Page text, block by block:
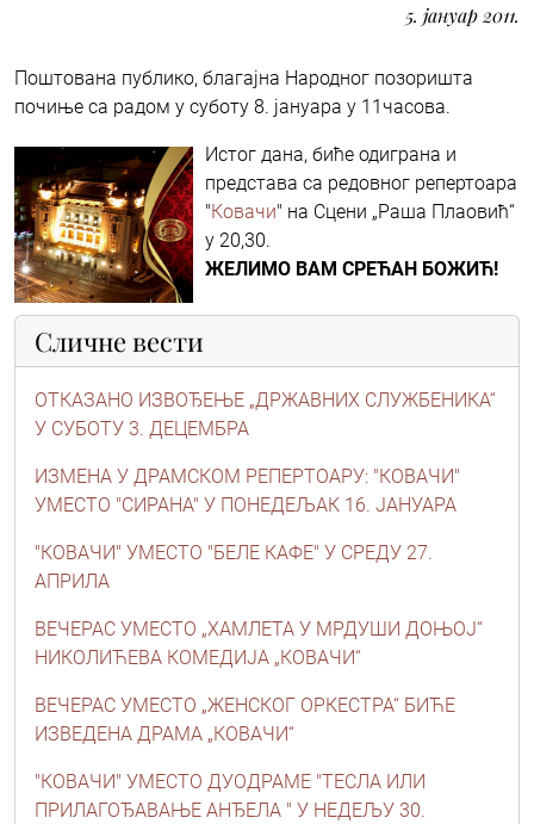
5. јануар 2011.
Поштована публико, благајна Народног позоришта
почиње са радом у суботу 8. јануара у 11часова.
Истог дана, биће одигранa и
представa са редовног репертоара
"Ковачи" на Сцени „Раша Плаовић“
у 20,30.
ЖЕЛИМО ВАМ СРЕЋАН БОЖИЋ!
Сличне вести
ОТКАЗАНО ИЗВОЂЕЊЕ „ДРЖАВНИХ СЛУЖБЕНИКА“
У СУБОТУ 3. ДЕЦЕМБРА
ИЗМЕНА У ДРАМСКОМ РЕПЕРТОАРУ: "КОВАЧИ"
УМЕСТО "СИРАНА" У ПОНЕДЕЉАК 16. ЈАНУАРА
"КОВАЧИ" УМЕСТО "БЕЛЕ КАФЕ" У СРЕДУ 27.
АПРИЛА
ВЕЧЕРАС УМЕСТО „ХАМЛЕТА У МРДУШИ ДОЊОЈ“
НИКОЛИЋЕВА КОМЕДИЈА „КОВАЧИ“
ВЕЧЕРАС УМЕСТО „ЖЕНСКОГ ОРКЕСТРА“ БИЋЕ
ИЗВЕДЕНА ДРАМА „КОВАЧИ“
"КОВАЧИ" УМЕСТО ДУОДРАМЕ "ТЕСЛА ИЛИ
ПРИЛАГОЂАВАЊЕ АНЂЕЛА " У НЕДЕЉУ 30.